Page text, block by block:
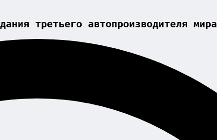
третьего автопроизводителя мира